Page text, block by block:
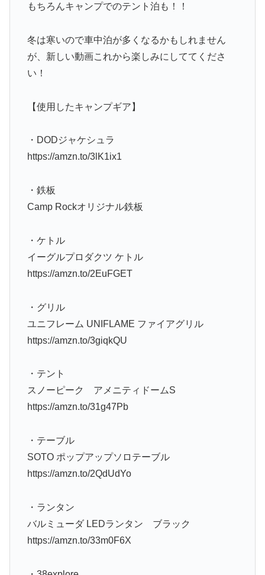
もちろんキャンプでのテント泊も！！
冬は寒いので車中泊が多くなるかもしれません
が、新しい動画これから楽しみにしててくださ
い！
【使用したキャンプギア】
・DODジャケシュラ
https://amzn.to/3lK1ix1
・鉄板
Camp Rockオリジナル鉄板
・ケトル
イーグルプロダクツ ケトル
https://amzn.to/2EuFGET
・グリル
ユニフレーム UNIFLAME ファイアグリル
https://amzn.to/3giqkQU
・テント
スノーピーク アメニティドームS
https://amzn.to/31g47Pb
・テーブル
SOTO ポップアップソロテーブル
https://amzn.to/2QdUdYo
・ランタン
バルミューダ LEDランタン ブラック
https://amzn.to/33m0F6X